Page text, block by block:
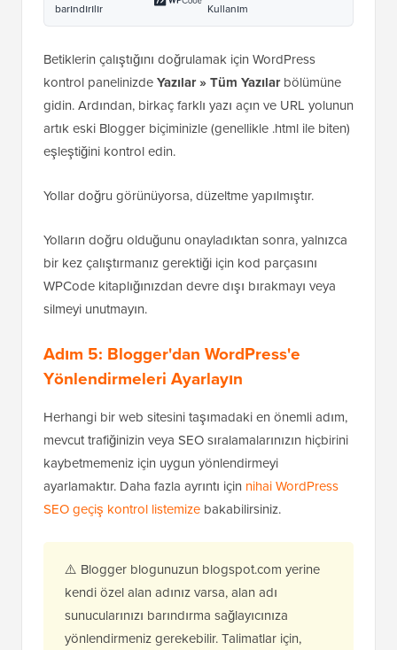
barındırılır
Kullanım
Betiklerin çalıştığını doğrulamak için WordPress
kontrol panelinizdeYazılar » Tüm Yazılarbölümüne
gidin. Ardından, birkaç farklı yazı açın ve URL yolunun
artık eski Blogger biçiminizle (genellikle .html ile biten)
eşleştiğini kontrol edin.
Yollar doğru görünüyorsa, düzeltme yapılmıştır.
Yolların doğru olduğunu onayladıktan sonra, yalnızca
bir kez çalıştırmanız gerektiği için kod parçasını
WPCode kitaplığınızdan devre dışı bırakmayı veya
silmeyi unutmayın.
Adım 5: Blogger'dan WordPress'e
Yönlendirmeleri Ayarlayın
Herhangi bir web sitesini taşımadaki en önemli adım,
mevcut trafiğinizin veya SEO sıralamalarınızın hiçbirini
kaybetmemeniz için uygun yönlendirmeyi
ayarlamaktır. Daha fazla ayrıntı için nihai WordPress
SEO geçiş kontrol listemize bakabilirsiniz.
⚠️ Blogger blogunuzun blogspot.com yerine
kendi özel alan adınız varsa, alan adı
sunucularınızı barındırma sağlayıcınıza
yönlendirmeniz gerekebilir. Talimatlar için,